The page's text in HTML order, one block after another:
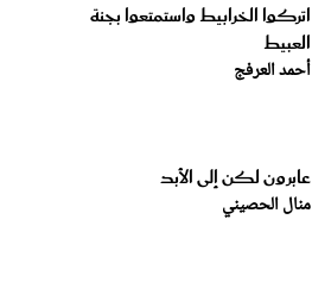
اتركوا الخرابيط واستمتعوا بجنة
العبيط
أحمد العرفج
عابرون لكن إلى الأبد
منال الحصيني